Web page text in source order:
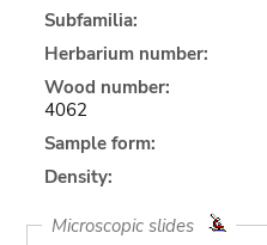
Subfamilia:
Herbarium number:
Wood number:
4062
Sample form:
Density:
Microscopic slides